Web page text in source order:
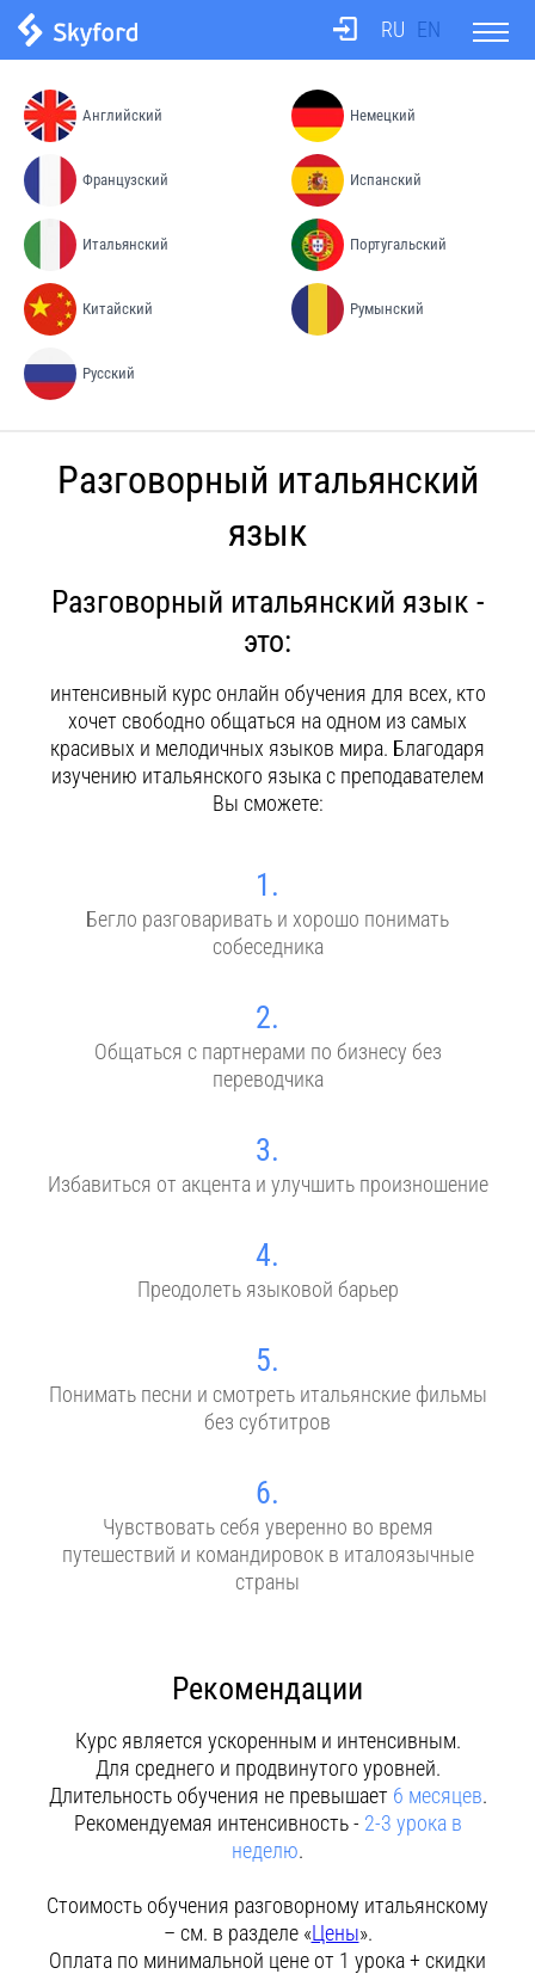
О школе
Бюро переводов
Преподаватели
Цены
RU EN
Английский Немецкий
Французский Испанский
Итальянский Португальский
Китайский Румынский
Русский
Разговорный итальянский
язык
Разговорный итальянский язык -
это:
интенсивный курс онлайн обучения для всех, кто
хочет свободно общаться на одном из самых
красивых и мелодичных языков мира. Благодаря
изучению итальянского языка с преподавателем
Вы сможете:
1.
Бегло разговаривать и хорошо понимать
собеседника
2.
Общаться с партнерами по бизнесу без
переводчика
3.
Избавиться от акцента и улучшить произношение
4.
Преодолеть языковой барьер
5.
Понимать песни и смотреть итальянские фильмы
без субтитров
6.
Чувствовать себя уверенно во время
путешествий и командировок в италоязычные
страны
Рекомендации
Курс является ускоренным и интенсивным.
Для среднего и продвинутого уровней.
Длительность обучения не превышает 6 месяцев.
Рекомендуемая интенсивность - 2-3 урока в
неделю.
Стоимость обучения разговорному итальянскому
– см. в разделе «Цены».
Оплата по минимальной цене от 1 урока + скидки